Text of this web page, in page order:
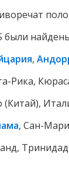
были
,
Рика,
(Китай),
, Сан-